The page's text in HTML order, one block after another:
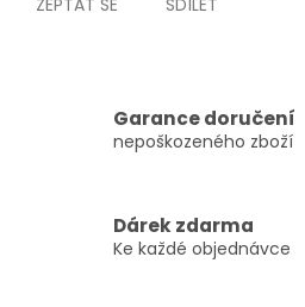
ZEPTAT SE SDÍLET
Garance doručení
nepoškozeného zboží
Dárek zdarma
Ke každé objednávce